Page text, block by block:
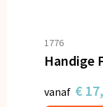
1776
Handige
vanaf €